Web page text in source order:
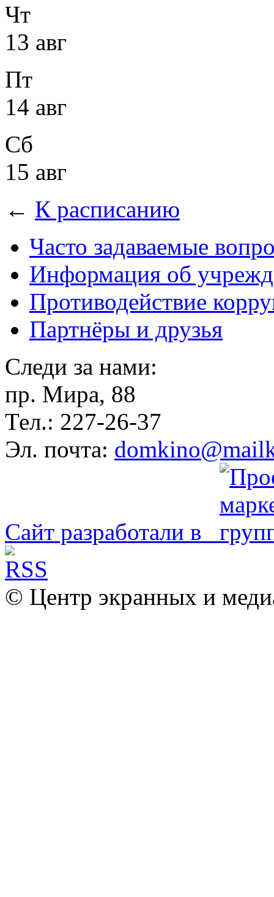
Чт
13 авг
Пт
14 авг
Сб
15 авг
← К расписанию
Часто задаваемые
Информация об
Противодействие
Партнёры и друзья
Следи за нами:
пр. Мира, 88
Тел.: 227-26-37
Эл. почта:
Сайт разработали в
© Центр экранных и